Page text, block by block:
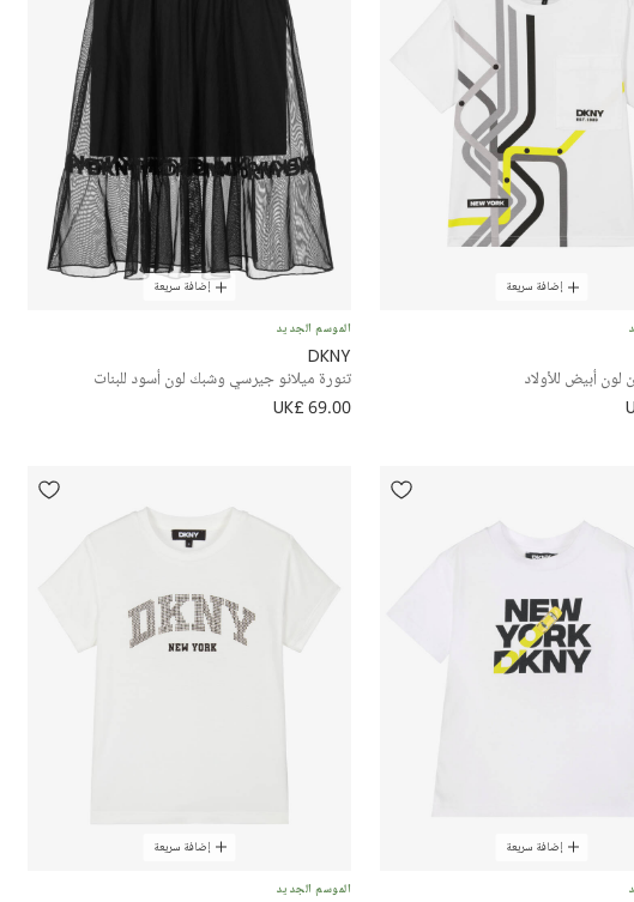
إضافة سريعة
أبيض للأولاد
إضافة سريعة
الموسم الجديد
DKNY
تنورة ميلانو جيرسي وشبك لون أسود للبنات
UK£ 69.00
إضافة سريعة إضافة سريعة
الموسم الجديد